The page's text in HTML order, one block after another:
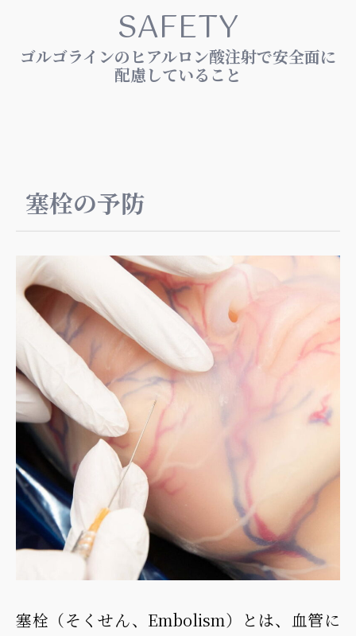
SAFETY
ゴルゴラインのヒアルロン酸注射で安全面に
配慮していること
塞栓の予防
塞栓（そくせん、Embolism）とは、血管に